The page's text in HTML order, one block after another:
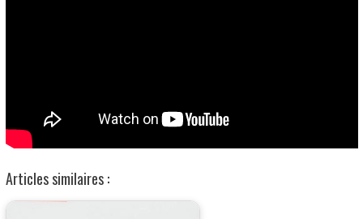
Articles similaires :